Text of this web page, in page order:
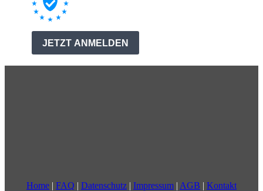
Home | FAQ | Datenschutz | Impressum | AGB | Kontakt